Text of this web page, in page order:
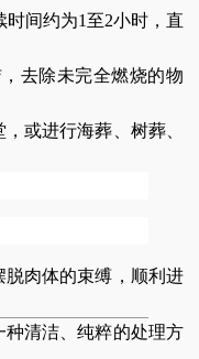
间约为1至2小时，直
去除未完全燃烧的物
或进行海葬、树葬、
脱肉体的束缚，顺利进
种清洁、纯粹的处理方